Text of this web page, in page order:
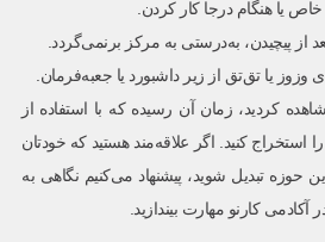
یا هنگام درجا کار کردن.
از پیچیدن، به‌درستی به مرکز بر‌نمی‌گردد.
وزوز یا تق‌تق از زیر داشبورد یا جعبه‌فرمان.
کردید، زمان آن رسیده که با استفاده از
استخراج کنید. اگر علاقه‌مند هستید که خودتان
حوزه تبدیل شوید، پیشنهاد می‌کنیم نگاهی به
آکادمی کارنو مهارت بیندازید.